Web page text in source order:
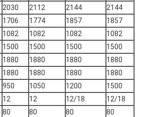
2030 2112 2144
2144
1706 1774 1857
1857
1082 1082 1082
1082
1500 1500 1500
1500
1880 1880 1880
1880
1880 1880 1880
1880
950 1050 1200
1500
12 12 12/18
12/18
80 80 80
80